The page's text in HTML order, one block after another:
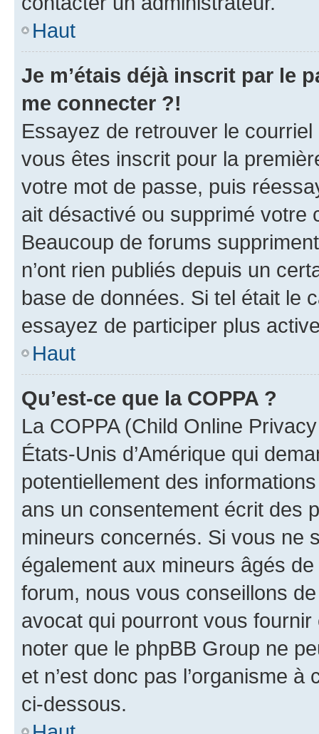
Haut
Je m’étais déjà inscrit par le
me connecter ?!
Essayez de retrouver le
vous êtes inscrit pour la
votre mot de passe, puis
ait désactivé ou supprimé votre
Beaucoup de forums
n’ont rien publiés depuis un
base de données. Si tel était le
essayez de participer plus
Haut
Qu’est-ce que la COPPA ?
La COPPA (Child Online
États-Unis d’Amérique qui
potentiellement des
ans un consentement écrit des
mineurs concernés. Si vous ne
également aux mineurs âgés
forum, nous vous conseillons
avocat qui pourront vous
noter que le phpBB Group ne
et n’est donc pas l’organisme
ci-dessous.